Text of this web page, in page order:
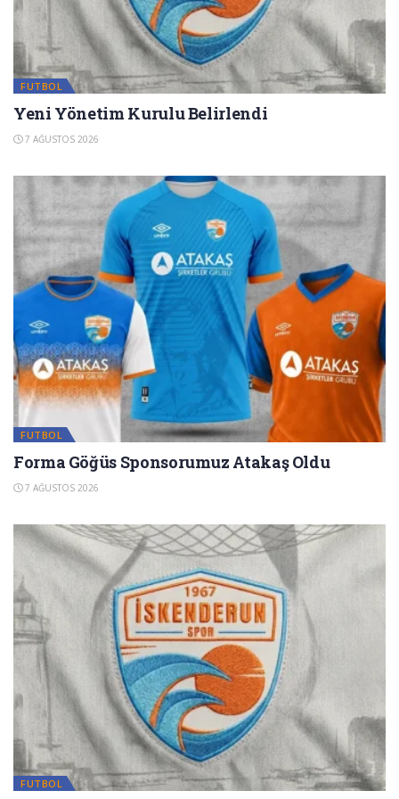
FUTBOL
Yeni Yönetim Kurulu Belirlendi
7 AĞUSTOS 2026
FUTBOL
Forma Göğüs Sponsorumuz Atakaş Oldu
7 AĞUSTOS 2026
FUTBOL